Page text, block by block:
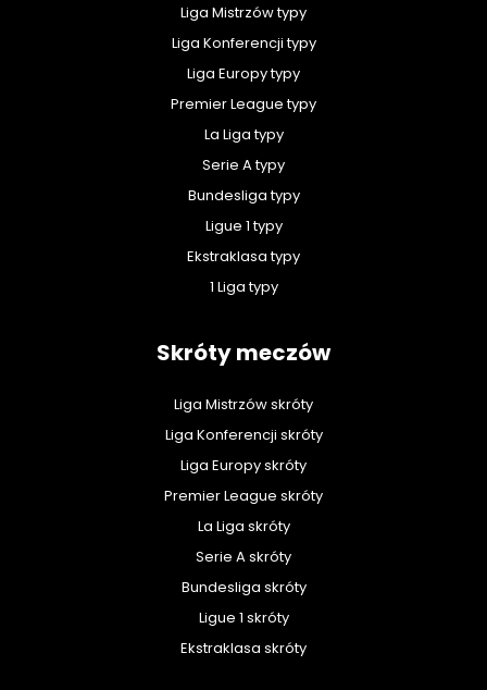
Liga Mistrzów typy
Liga Konferencji typy
Liga Europy typy
Premier League typy
La Liga typy
Serie A typy
Bundesliga typy
Ligue 1 typy
Ekstraklasa typy
1 Liga typy
Skróty meczów
Liga Mistrzów skróty
Liga Konferencji skróty
Liga Europy skróty
Premier League skróty
La Liga skróty
Serie A skróty
Bundesliga skróty
Ligue 1 skróty
Ekstraklasa skróty